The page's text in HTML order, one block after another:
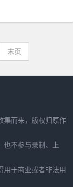
末页
集而来，版权归原作
也不参与录制、上
用于商业或者非法用